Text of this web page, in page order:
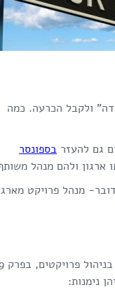
ולקבל הכרעה. כמה
גם להעזר בספונסר
ארגון ולהם מנהל
מנהל פרויקט
, גוף הידע